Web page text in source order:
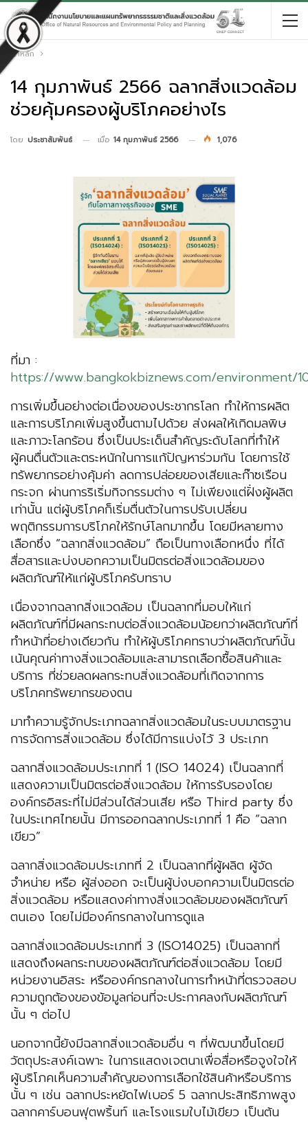
หน้าหลัก
14 กุมภาพันธ์ 2566 ฉลากสิ่งแวดล้อม
ช่วยคุ้มครองผู้บริโภคอย่างไร
โดย ประชาสัมพันธ์ เมื่อ 14 กุมภาพันธ์ 2566 1,076
ที่มา :
https://www.bangkokbiznews.com/environment/
การเพิ่มขึ้นอย่างต่อเนื่องของประชากรโลก ทำให้การผลิต
และการบริโภคเพิ่มสูงขึ้นตามไปด้วย ส่งผลให้เกิดมลพิษ
และภาวะโลกร้อน ซึ่งเป็นประเด็นสำคัญระดับโลกที่ทำให้
ผู้คนตื่นตัวและตระหนักในการแก้ปัญหาร่วมกัน โดยการใช้
ทรัพยากรอย่างคุ้มค่า ลดการปล่อยของเสียและก๊าซเรือน
กระจก ผ่านการริเริ่มกิจกรรมต่าง ๆ ไม่เพียงแต่ฝั่งผู้ผลิต
เท่านั้น แต่ผู้บริโภคก็เริ่มตื่นตัวในการปรับเปลี่ยน
พฤติกรรมการบริโภคให้รักษ์โลกมากขึ้น โดยมีหลายทาง
เลือกซึ่ง “ฉลากสิ่งแวดล้อม” ถือเป็นทางเลือกหนึ่ง ที่ได้
สื่อสารและบ่งบอกความเป็นมิตรต่อสิ่งแวดล้อมของ
ผลิตภัณฑ์ให้แก่ผู้บริโภครับทราบ
เนื่องจากฉลากสิ่งแวดล้อม เป็นฉลากที่มอบให้แก่
ผลิตภัณฑ์ที่มีผลกระทบต่อสิ่งแวดล้อมน้อยกว่าผลิตภัณฑ์ที่
ทำหน้าที่อย่างเดียวกัน ทำให้ผู้บริโภคทราบว่าผลิตภัณฑ์นั้น
เน้นคุณค่าทางสิ่งแวดล้อมและสามารถเลือกซื้อสินค้าและ
บริการ ที่ช่วยลดผลกระทบสิ่งแวดล้อมที่เกิดจากการ
บริโภคทรัพยากรของตน
มาทำความรู้จักประเภทฉลากสิ่งแวดล้อมในระบบมาตรฐาน
การจัดการสิ่งแวดล้อม ซึ่งได้มีการแบ่งไว้ 3 ประเภท
ฉลากสิ่งแวดล้อมประเภทที่ 1 (ISO 14024) เป็นฉลากที่
แสดงความเป็นมิตรต่อสิ่งแวดล้อม ให้การรับรองโดย
องค์กรอิสระที่ไม่มีส่วนได้ส่วนเสีย หรือ Third party ซึ่ง
ในประเทศไทยนั้น มีการออกฉลากประเภทที่ 1 คือ “ฉลาก
เขียว”
ฉลากสิ่งแวดล้อมประเภทที่ 2 เป็นฉลากที่ผู้ผลิต ผู้จัด
จำหน่าย หรือ ผู้ส่งออก จะเป็นผู้บ่งบอกความเป็นมิตรต่อ
สิ่งแวดล้อม หรือแสดงค่าทางสิ่งแวดล้อมของผลิตภัณฑ์
ตนเอง โดยไม่มีองค์กรกลางในการดูแล
ฉลากสิ่งแวดล้อมประเภทที่ 3 (ISO14025) เป็นฉลากที่
แสดงถึงผลกระทบของผลิตภัณฑ์ต่อสิ่งแวดล้อม โดยมี
หน่วยงานอิสระ หรือองค์กรกลางในการทำหน้าที่ตรวจสอบ
ความถูกต้องของข้อมูลก่อนที่จะประกาศลงกับผลิตภัณฑ์
นั้น ๆ ต่อไป
นอกจากนี้ยังมีฉลากสิ่งแวดล้อมอื่น ๆ ที่พัฒนาขึ้นโดยมี
วัตถุประสงค์เฉพาะ ในการแสดงเจตนาเพื่อสื่อหรือจูงใจให้
ผู้บริโภคเห็นความสำคัญของการเลือกใช้สินค้าหรือบริการ
นั้น ๆ เช่น ฉลากประหยัดไฟเบอร์ 5 ฉลากประสิทธิภาพสูง
ฉลากคาร์บอนฟุตพริ้นท์ และโรงแรมใบไม้เขียว เป็นต้น